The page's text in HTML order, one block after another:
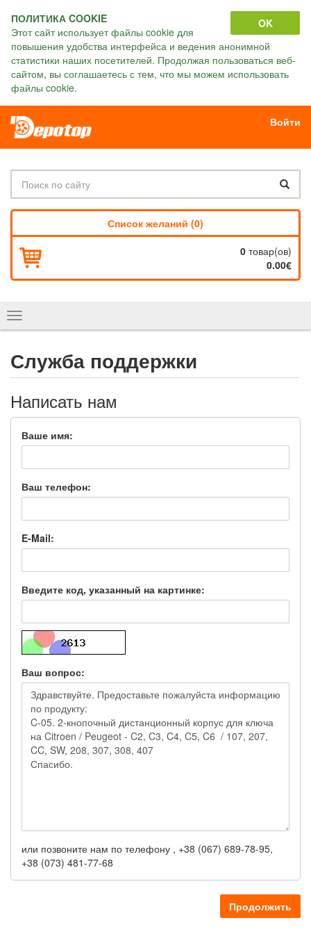
OK
ПОЛИТИКА COOKIE
Этот сайт использует файлы cookie для
повышения удобства интерфейса и ведения анонимной
статистики наших посетителей. Продолжая пользоваться веб-
сайтом, вы соглашаетесь с тем, что мы можем использовать
файлы cookie.
Войти
Список желаний (0)
0 товар(ов)
0.00€
Показать
навигацию
Служба поддержки
Написать нам
Ваше имя:
Ваш телефон:
E-Mail:
Введите код, указанный на картинке:
Ваш вопрос:
или позвоните нам по телефону , +38 (067) 689-78-95,
+38 (073) 481-77-68
Продолжить